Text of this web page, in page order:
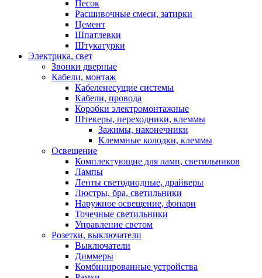
Песок
Расшивочные смеси, затирки
Цемент
Шпатлевки
Штукатурки
Электрика, свет
Звонки дверные
Кабели, монтаж
Кабеленесущие системы
Кабели, провода
Коробки электромонтажные
Штекеры, переходники, клеммы
Зажимы, наконечники
Клеммные колодки, клеммы
Освещение
Комплектующие для ламп, светильников
Лампы
Ленты светодиодные, драйверы
Люстры, бра, светильники
Наружное освещение, фонари
Точечные светильники
Управление светом
Розетки, выключатели
Выключатели
Диммеры
Комбинированные устройства